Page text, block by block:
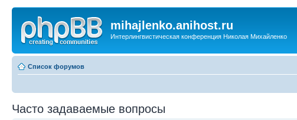
mihajlenko.anihost.ru
Интерлингвистическая конференция Николая Михайленко
Список форумов
Часто задаваемые вопросы